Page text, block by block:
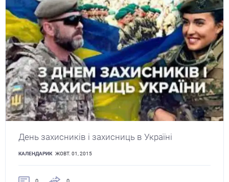
День захисників і захисниць в Україні
КАЛЕНДАРИК ЖОВТ. 01, 2015